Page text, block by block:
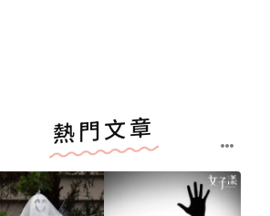
熱門文章